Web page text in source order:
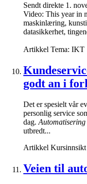
Sendt direkte 1.
Video: This year in
maskinlæring,
datasikkerhet,
Artikkel Tema: IKT
godt an i
Det er spesielt vår
personlig service
dag. Automatisering
utbredt...
Artikkel Kursinnsikt
Veien til